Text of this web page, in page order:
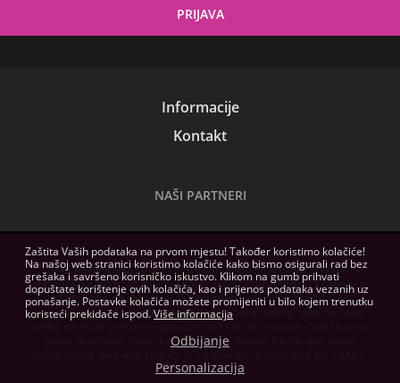
Informacije
Kontakt
NAŠI PARTNERI
Slike na ovoj web stranici služe samo kao ilustracija. Tehničke
specifikacije, sadržaji paketa i hardverski zahtjevi softvera navedeni
na ovoj web stranici imaju samo informativnu svrhu, izdavači
zadržavaju pravo na izmjene bez prethodne najave, tako da naša
pravo promjene cijena bez prethodne najave! Cjelokupni pisani
82255/2014.)
Zaštita Vaših podataka na prvom mjestu! Također koristimo kolačiće!
Na našoj web stranici koristimo kolačiće kako bismo osigurali rad bez
grešaka i savršeno korisničko iskustvo. Klikom na gumb prihvati
dopuštate korištenje ovih kolačića, kao i prijenos podataka vezanih uz
ponašanje. Postavke kolačića možete promijeniti u bilo kojem trenutku
koristeći prekidače ispod.Više informacija
Odbijanje
Personalizacija